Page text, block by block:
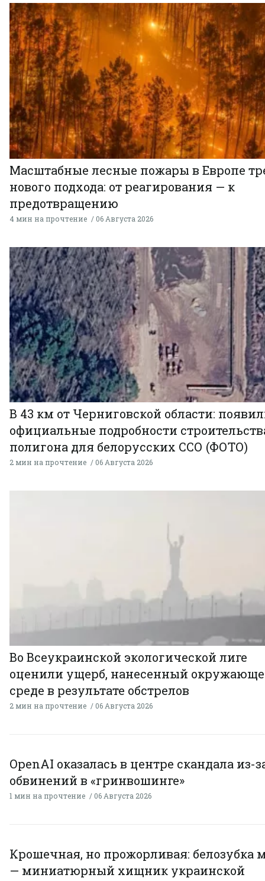
Масштабные лесные пожары в Европе
нового подхода: от реагирования — к
предотвращению
4 мин на прочтение 06 Августа 2026
В 43 км от Черниговской области:
официальные подробности
полигона для белорусских ССО (ФОТО)
2 мин на прочтение 06 Августа 2026
Во Всеукраинской экологической лиге
оценили ущерб, нанесенный
среде в результате обстрелов
2 мин на прочтение 06 Августа 2026
OpenAI оказалась в центре скандала из-
обвинений в «гринвошинге»
1 мин на прочтение 06 Августа 2026
Крошечная, но прожорливая: белозубка
— миниатюрный хищник украинской